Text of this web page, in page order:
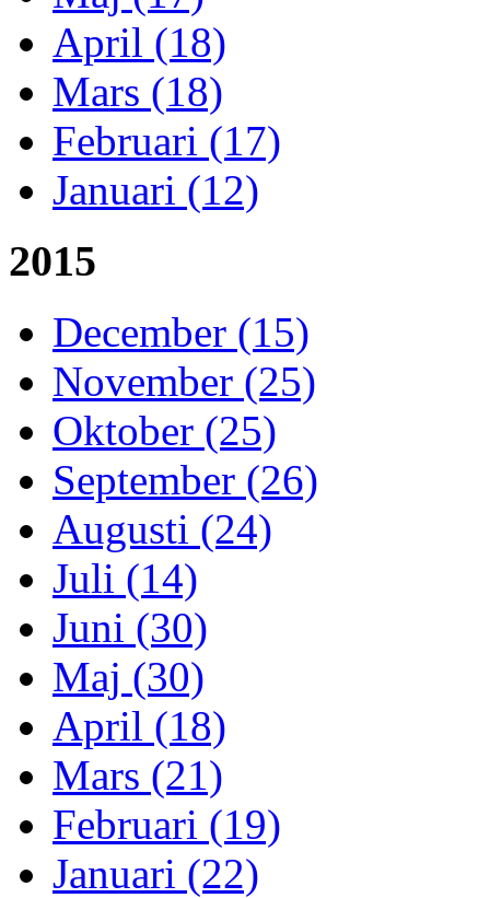
April (18)
Mars (18)
Februari (17)
Januari (12)
2015
December (15)
November (25)
Oktober (25)
September (26)
Augusti (24)
Juli (14)
Juni (30)
Maj (30)
April (18)
Mars (21)
Februari (19)
Januari (22)